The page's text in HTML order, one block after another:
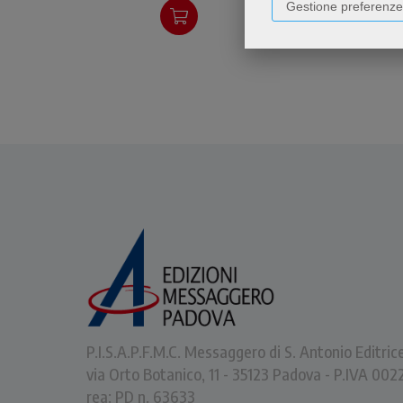
Gestione preferenze
P.I.S.A.P.F.M.C. Messaggero di S. Antonio
via Orto Botanico, 11 - 35123 Padova - P.IVA
rea: PD n. 63633